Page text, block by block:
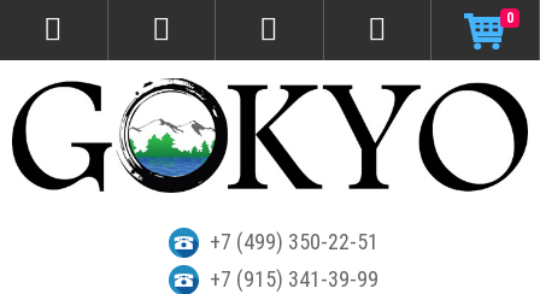
+7 (499) 350-22-51
+7 (915) 341-39-99
0